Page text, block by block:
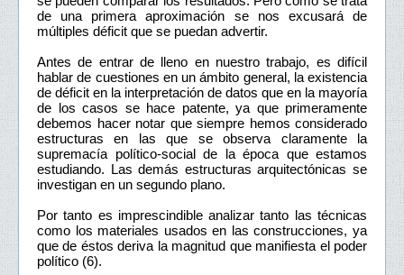
de una primera aproximación se nos excusará de
múltiples déficit que se puedan advertir.
Antes de entrar de lleno en nuestro trabajo, es difícil
hablar de cuestiones en un ámbito general, la existencia
de déficit en la interpretación de datos que en la mayoría
de los casos se hace patente, ya que primeramente
debemos hacer notar que siempre hemos considerado
estructuras en las que se observa claramente la
supremacía político-social de la época que estamos
estudiando. Las demás estructuras arquitectónicas se
investigan en un segundo plano.
Por tanto es imprescindible analizar tanto las técnicas
como los materiales usados en las construcciones, ya
que de éstos deriva la magnitud que manifiesta el poder
político (6).